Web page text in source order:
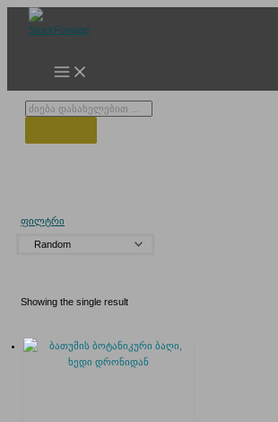
Products
ფილტრი
Showing the single result